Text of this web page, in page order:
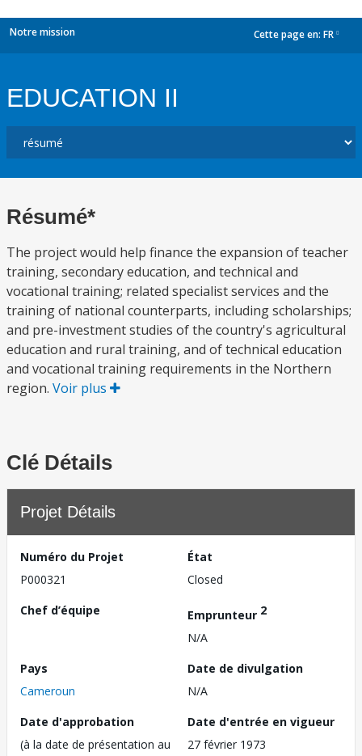
Notre mission Cette page en: FR
EDUCATION II
Résumé*
The project would help finance the expansion of teacher
training, secondary education, and technical and
vocational training; related specialist services and the
training of national counterparts, including scholarships;
and pre-investment studies of the country's agricultural
education and rural training, and of technical education
and vocational training requirements in the Northern
region. Voir plus
Clé Détails
Projet Détails
Numéro du Projet
P000321
État
Closed
Chef d’équipe
Emprunteur 2
N/A
Pays
Cameroun
Date de divulgation
N/A
Date d'approbation
(à la date de présentation au
Date d'entrée en vigueur
27 février 1973